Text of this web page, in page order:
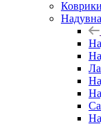
Коврики